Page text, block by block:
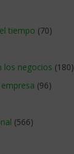
tiempo (70)
los negocios (180)
(96)
(566)